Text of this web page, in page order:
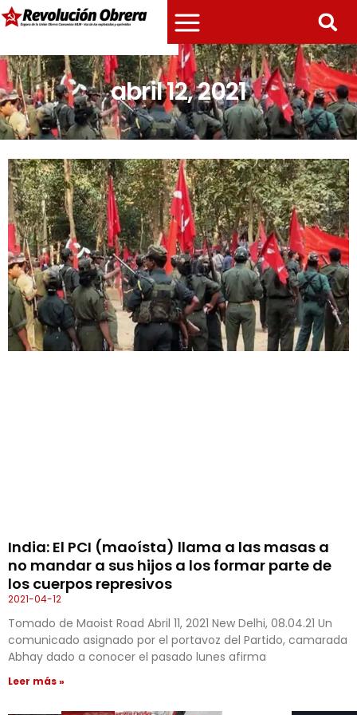
abril 12, 2021
India: El PCI (maoísta) llama a las masas a
no mandar a sus hijos a los formar parte de
los cuerpos represivos
2021-04-12
Tomado de Maoist Road Abril 11, 2021 New Delhi, 08.04.21 Un
comunicado asignado por el portavoz del Partido, camarada
Abhay dado a conocer el pasado lunes afirma
Leer más »